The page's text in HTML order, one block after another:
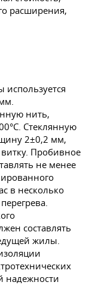
расширения,
нить,
Стеклянную
2±0,2 мм,
Пробивное
не менее
в несколько
составлять
жилы.
надежности